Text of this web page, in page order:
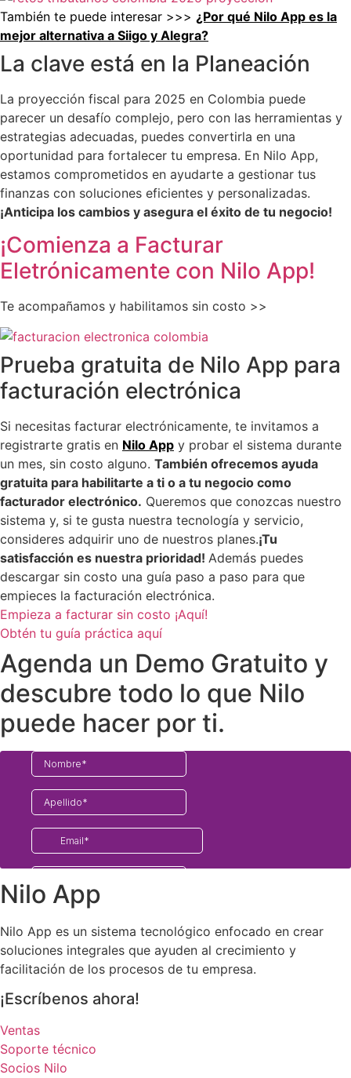
También te puede interesar >>> ¿Por qué Nilo App es la
mejor alternativa a Siigo y Alegra?
La clave está en la Planeación
La proyección fiscal para 2025 en Colombia puede
parecer un desafío complejo, pero con las herramientas y
estrategias adecuadas, puedes convertirla en una
oportunidad para fortalecer tu empresa. En Nilo App,
estamos comprometidos en ayudarte a gestionar tus
finanzas con soluciones eficientes y personalizadas.
¡Anticipa los cambios y asegura el éxito de tu negocio!
¡Comienza a Facturar
Eletrónicamente con Nilo App!
Te acompañamos y habilitamos sin costo >>
Prueba gratuita de Nilo App para
facturación electrónica
Si necesitas facturar electrónicamente, te invitamos a
registrarte gratis en Nilo App y probar el sistema durante
un mes, sin costo alguno. También ofrecemos ayuda
gratuita para habilitarte a ti o a tu negocio como
facturador electrónico. Queremos que conozcas nuestro
sistema y, si te gusta nuestra tecnología y servicio,
consideres adquirir uno de nuestros planes.¡Tu
satisfacción es nuestra prioridad! Además puedes
descargar sin costo una guía paso a paso para que
empieces la facturación electrónica.
Empieza a facturar sin costo ¡Aquí!
Obtén tu guía práctica aquí
Agenda un Demo Gratuito y
descubre todo lo que Nilo
puede hacer por ti.
Nilo App
Nilo App es un sistema tecnológico enfocado en crear
soluciones integrales que ayuden al crecimiento y
facilitación de los procesos de tu empresa.
¡Escríbenos ahora!
Ventas
Soporte técnico
Socios Nilo